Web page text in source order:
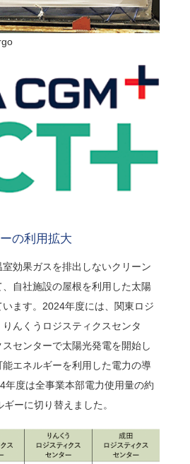
の利用拡大
効果ガスを排出しないクリーン
自社施設の屋根を利用した太陽
ます。2024年度には、関東ロジ
んくうロジスティクスセンタ
センターで太陽光発電を開始し
エネルギーを利用した電力の導
年度は全事業本部電力使用量の約
ーに切り替えました。